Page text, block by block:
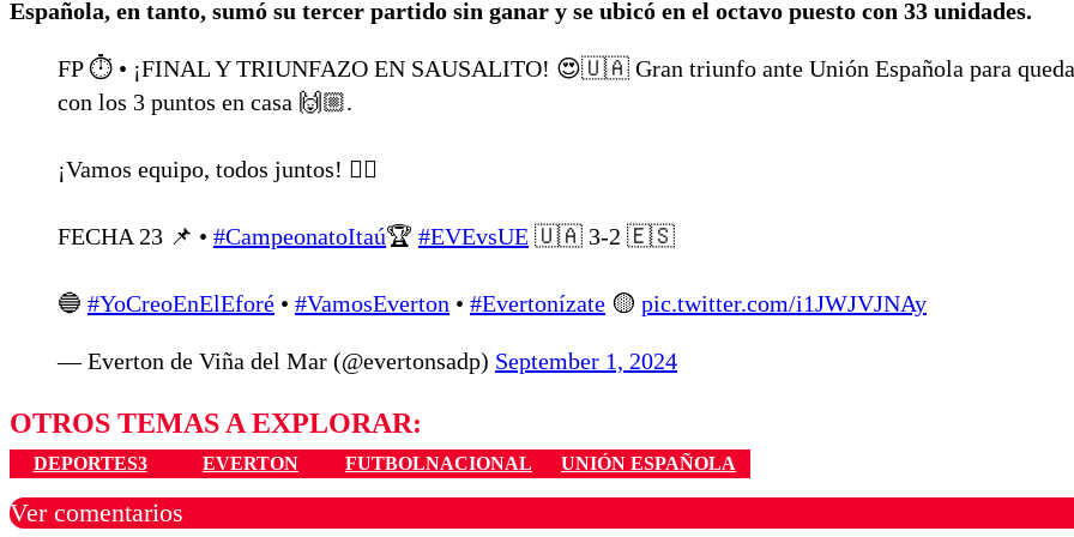
Española, en tanto, sumó su tercer partido sin ganar y se ubicó en el octavo puesto con 33 unidades.
FP ⏱️ • ¡FINAL Y TRIUNFAZO EN SAUSALITO! 😍🇺🇦 Gran triunfo ante Unión Española para
con los 3 puntos en casa 🙌🏼.
¡Vamos equipo, todos juntos! ❤️‍🔥
FECHA 23 📌 • #CampeonatoItaú🏆 #EVEvsUE 🇺🇦 3-2 🇪🇸
🔵 #YoCreoEnElEforé • #VamosEverton • #Evertonízate 🟡 pic.twitter.com/i1JWJVJNAy
— Everton de Viña del Mar (@evertonsadp) September 1, 2024
OTROS TEMAS A EXPLORAR:
DEPORTES3 EVERTON FUTBOLNACIONAL UNIÓN ESPAÑOLA
Ver comentarios